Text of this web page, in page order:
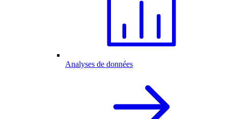
Analyses de données